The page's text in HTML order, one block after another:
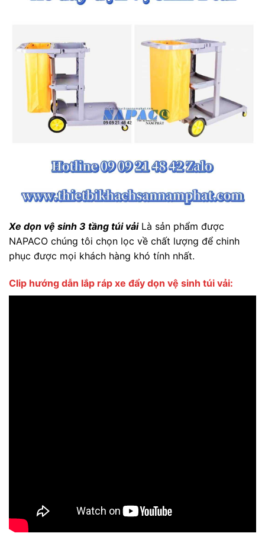
Xe dọn vệ sinh 3 tầng túi vảiLà sản phẩm được
NAPACO chúng tôi chọn lọc về chất lượng để chinh
phục được mọi khách hàng khó tính nhất.
Clip hướng dẫn lắp ráp xe đẩy dọn vệ sinh túi vải: